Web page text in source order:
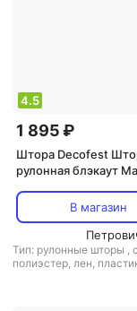
4.5
1 895 ₽
Штора Decofest
рулонная блэкаут
В магазин
Тип: рулонные шторы ,
полиэстер, лен,